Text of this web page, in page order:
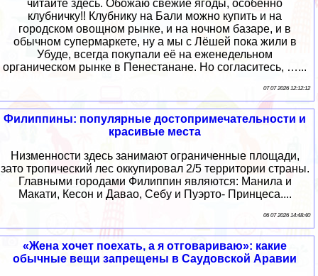
читайте здесь. Обожаю свежие ягоды, особенно
клубничку!! Клубнику на Бали можно купить и на
городском овощном рынке, и на ночном базаре, и в
обычном супермаркете, ну а мы с Лёшей пока жили в
Убуде, всегда покупали её на еженедельном
органическом рынке в Пенестанане. Но согласитесь, …...
07 07 2026 12:12:12
Филиппины: популярные достопримечательности и
красивые места
Низменности здесь занимают ограниченные площади,
зато тропический лес оккупировал 2/5 территории страны.
Главными городами Филиппин являются: Манила и
Макати, Кесон и Давао, Себу и Пуэрто- Принцеса....
06 07 2026 14:48:40
«Жена хочет поехать, а я отговариваю»: какие
обычные вещи запрещены в Саудовской Аравии